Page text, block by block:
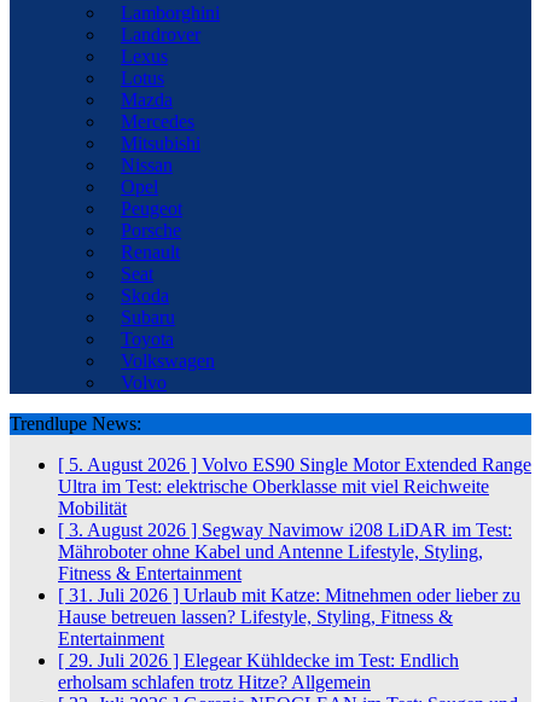
Lamborghini
Landrover
Lexus
Lotus
Mazda
Mercedes
Mitsubishi
Nissan
Opel
Peugeot
Porsche
Renault
Seat
Skoda
Subaru
Toyota
Volkswagen
Volvo
Trendlupe News:
[ 5. August 2026 ] Volvo ES90 Single Motor Extended Range
Ultra im Test: elektrische Oberklasse mit viel Reichweite
Mobilität
[ 3. August 2026 ] Segway Navimow i208 LiDAR im Test:
Mähroboter ohne Kabel und Antenne Lifestyle, Styling,
Fitness & Entertainment
[ 31. Juli 2026 ] Urlaub mit Katze: Mitnehmen oder lieber zu
Hause betreuen lassen? Lifestyle, Styling, Fitness &
Entertainment
[ 29. Juli 2026 ] Elegear Kühldecke im Test: Endlich
erholsam schlafen trotz Hitze? Allgemein